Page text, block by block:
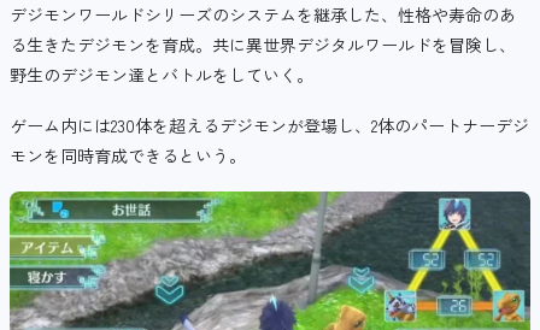
デジモンワールドシリーズのシステムを継承した、性格や寿命のあ
る生きたデジモンを育成。共に異世界デジタルワールドを冒険し、
野生のデジモン達とバトルをしていく。
ゲーム内には230体を超えるデジモンが登場し、2体のパートナーデジ
モンを同時育成できるという。